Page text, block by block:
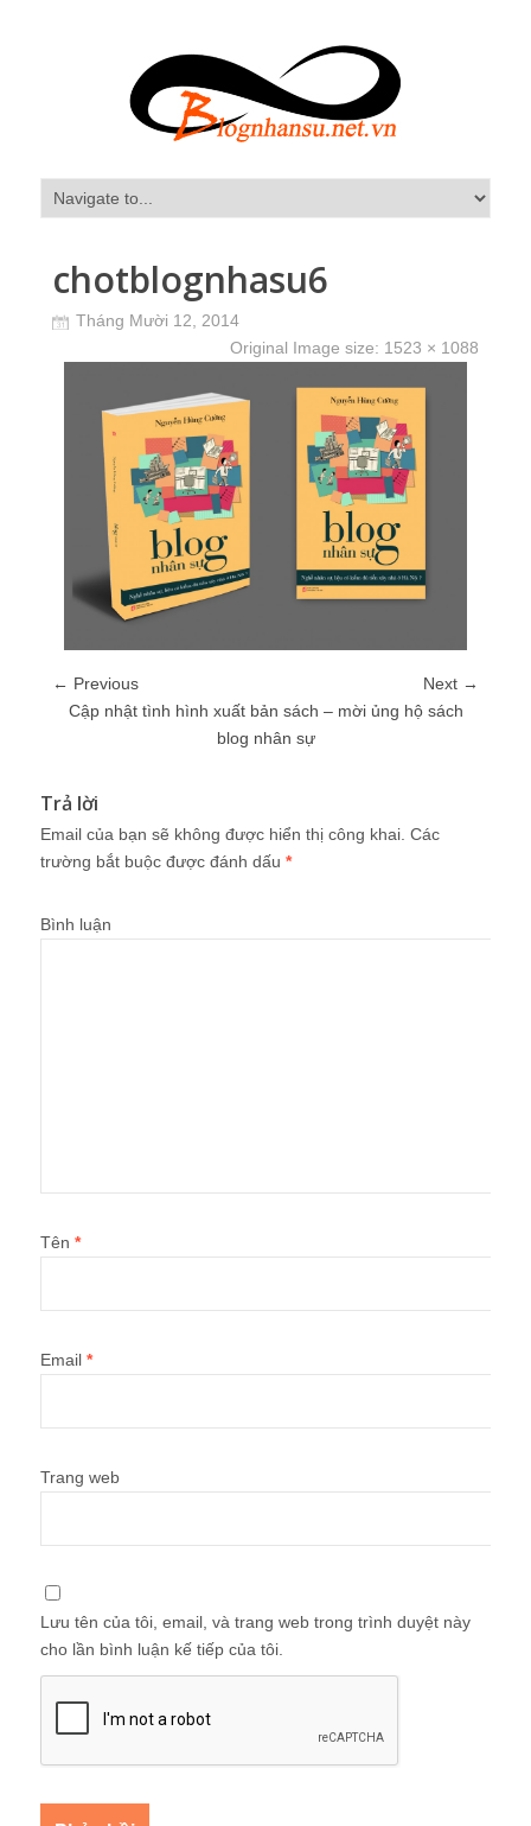
chotblognhasu6
Tháng Mười 12, 2014
Original Image size: 1523 × 1088
← Previous
Next →
Cập nhật tình hình xuất bản sách – mời ủng hộ sách
blog nhân sự
Trả lời
Email của bạn sẽ không được hiển thị công khai. Các
trường bắt buộc được đánh dấu *
Bình luận
Tên *
Email *
Trang web
Lưu tên của tôi, email, và trang web trong trình duyệt này
cho lần bình luận kế tiếp của tôi.